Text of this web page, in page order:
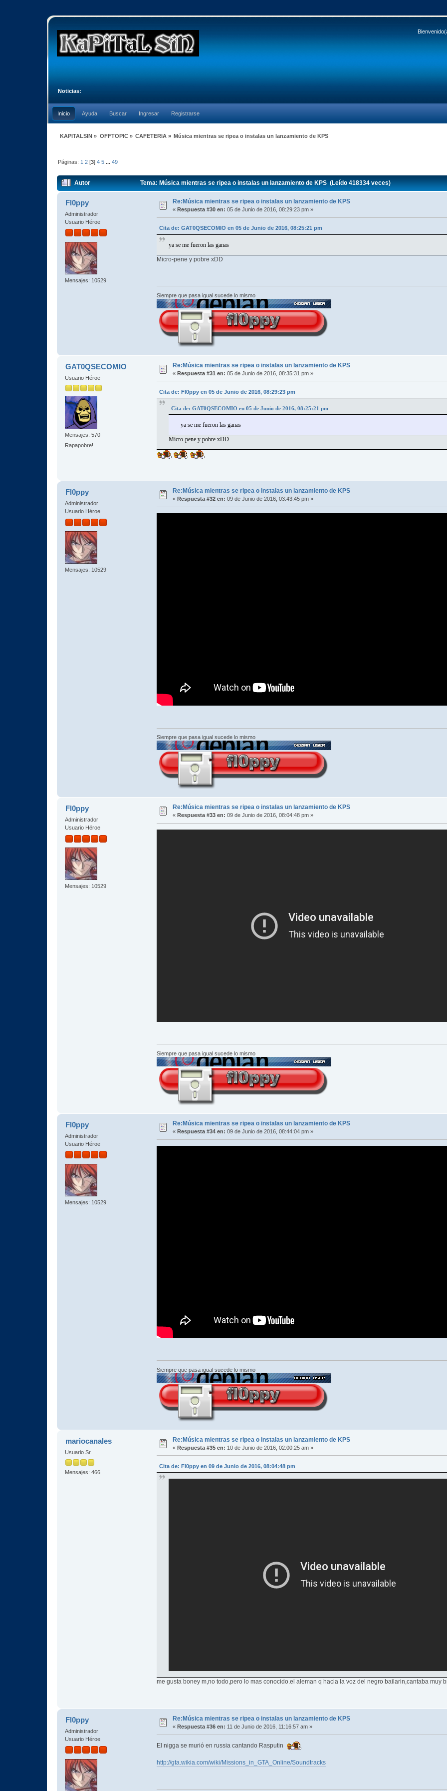
Noticias:
Inicio Ayuda Buscar Ingresar Registrarse
KAPITALSIN » OFFTOPIC» CAFETERIA » Música mientras se ripea o instalas un lanzamiento de KPS
Páginas: 1 2 [3]4 5 ...49
Autor Tema: Música mientras se ripea o instalas un lanzamiento de KPS (Leído 418334 veces)
Fl0ppy
Administrador
Usuario Héroe
Mensajes: 10529
Re:Música mientras se ripea o instalas un lanzamiento de KPS
«Respuesta #30 en: 05 de Junio de 2016, 08:29:23 pm »
Cita de: GAT0QSECOMIO en 05 de Junio de 2016, 08:25:21 pm
ya se me fueron las ganas
Micro-pene y pobre xDD
Siempre que pasa igual sucede lo mismo
GAT0QSECOMIO
Usuario Héroe
Mensajes: 570
Rapapobre!
Re:Música mientras se ripea o instalas un lanzamiento de KPS
«Respuesta #31 en: 05 de Junio de 2016, 08:35:31 pm »
Cita de: Fl0ppy en 05 de Junio de 2016, 08:29:23 pm
Cita de: GAT0QSECOMIO en 05 de Junio de 2016, 08:25:21 pm
ya se me fueron las ganas
Micro-pene y pobre xDD
Fl0ppy
Administrador
Usuario Héroe
Mensajes: 10529
Re:Música mientras se ripea o instalas un lanzamiento de KPS
« Respuesta #32 en: 09 de Junio de 2016, 03:43:45 pm »
Siempre que pasa igual sucede lo mismo
Fl0ppy
Administrador
Usuario Héroe
Mensajes: 10529
Re:Música mientras se ripea o instalas un lanzamiento de KPS
« Respuesta #33 en: 09 de Junio de 2016, 08:04:48 pm »
Siempre que pasa igual sucede lo mismo
Fl0ppy
Administrador
Usuario Héroe
Mensajes: 10529
Re:Música mientras se ripea o instalas un lanzamiento de KPS
«Respuesta #34 en: 09 de Junio de 2016, 08:44:04 pm »
Siempre que pasa igual sucede lo mismo
mariocanales
Usuario Sr.
Mensajes: 466
Re:Música mientras se ripea o instalas un lanzamiento de KPS
«Respuesta #35 en: 10 de Junio de 2016, 02:00:25 am »
Cita de: Fl0ppy en 09 de Junio de 2016, 08:04:48 pm
me gusta boney m,no todo,pero lo mas conocido.el aleman q hacia la voz del negro bailarin,cantaba muy
Fl0ppy
Administrador
Usuario Héroe
Re:Música mientras se ripea o instalas un lanzamiento de KPS
«Respuesta #36 en: 11 de Junio de 2016, 11:16:57 am »
El nigga se murió en russia cantando Rasputin
http://gta.wikia.com/wiki/Missions_in_GTA_Online/Soundtracks